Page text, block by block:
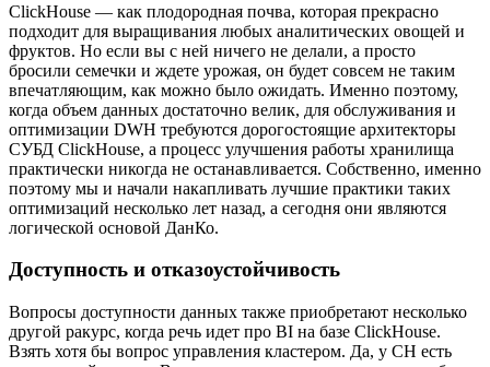
ClickHouse — как плодородная почва, которая прекрасно
подходит для выращивания любых аналитических овощей и
фруктов. Но если вы с ней ничего не делали, а просто
бросили семечки и ждете урожая, он будет совсем не таким
впечатляющим, как можно было ожидать. Именно поэтому,
когда объем данных достаточно велик, для обслуживания и
оптимизации DWH требуются дорогостоящие архитекторы
СУБД ClickHouse, а процесс улучшения работы хранилища
практически никогда не останавливается. Собственно, именно
поэтому мы и начали накапливать лучшие практики таких
оптимизаций несколько лет назад, а сегодня они являются
логической основой ДанКо.
Доступность и отказоустойчивость
Вопросы доступности данных также приобретают несколько
другой ракурс, когда речь идет про BI на базе ClickHouse.
Взять хотя бы вопрос управления кластером. Да, у CH есть